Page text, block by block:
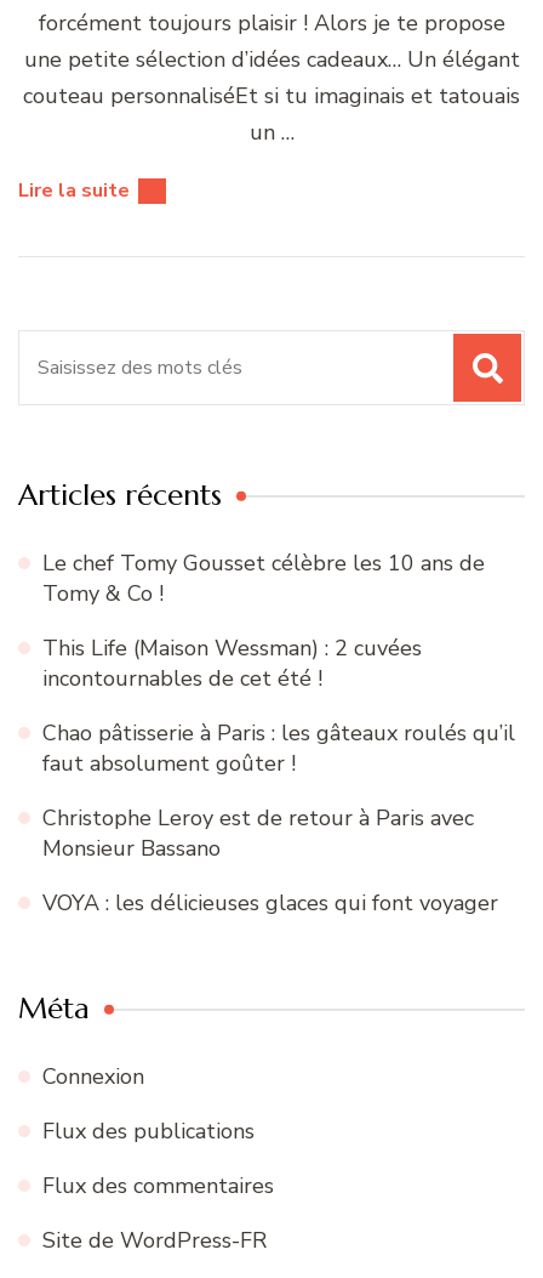
forcément toujours plaisir ! Alors je te propose
une petite sélection d’idées cadeaux… Un élégant
couteau personnaliséEt si tu imaginais et tatouais
un …
Lire la suite
Articles récents
Le chef Tomy Gousset célèbre les 10 ans de
Tomy & Co !
This Life (Maison Wessman) : 2 cuvées
incontournables de cet été !
Chao pâtisserie à Paris : les gâteaux roulés qu’il
faut absolument goûter !
Christophe Leroy est de retour à Paris avec
Monsieur Bassano
VOYA : les délicieuses glaces qui font voyager
Méta
Connexion
Flux des publications
Flux des commentaires
Site de WordPress-FR